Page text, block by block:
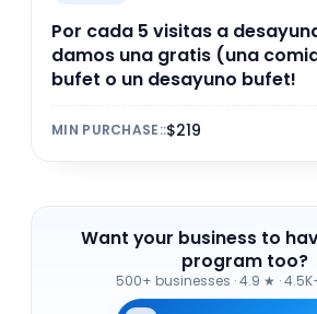
Por cada 5 visitas a
damos una gratis (una
bufet o un desayuno bufet!
MIN PURCHASE::$219
Want your business to
program too?
500+ businesses ·4.9 ★ ·